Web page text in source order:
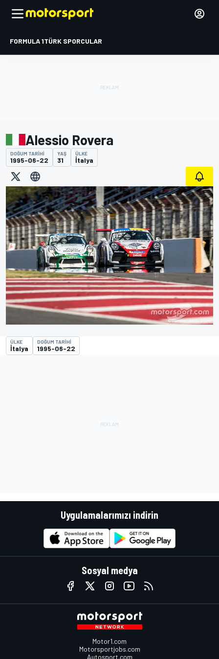
FORMULA 1TÜRK SPORCULAR
Alessio Rovera
DOĞUM TARIHI
1995-06-22
YAŞ
31
ÜLKE
İtalya
ÜLKE
İtalya
DOĞUM TARIHI
1995-06-22
Uygulamalarımızı indirin
Sosyal medya
Motor1.com
Motorsportjobs.com
Autosport.com